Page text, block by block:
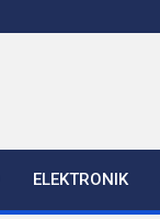
ELEKTRONIK